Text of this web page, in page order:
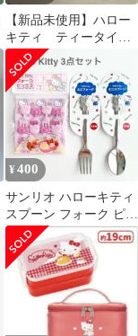
【新品未使用】ハロー
キティ ティータイム
保冷バック付きランチ
ボックス
¥400
サンリオ ハローキティ
スプーン フォーク ピッ
ク カトラリー 食器 お
弁当